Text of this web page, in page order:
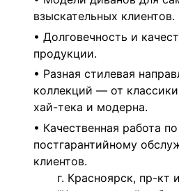
взыскательных клиентов.
• Долговечность и
продукции.
• Разная стилевая
коллекций — от
хай-тека и модерна.
• Качественная работа
постгарантийному
клиентов.
г. Красноярск, пр-кт